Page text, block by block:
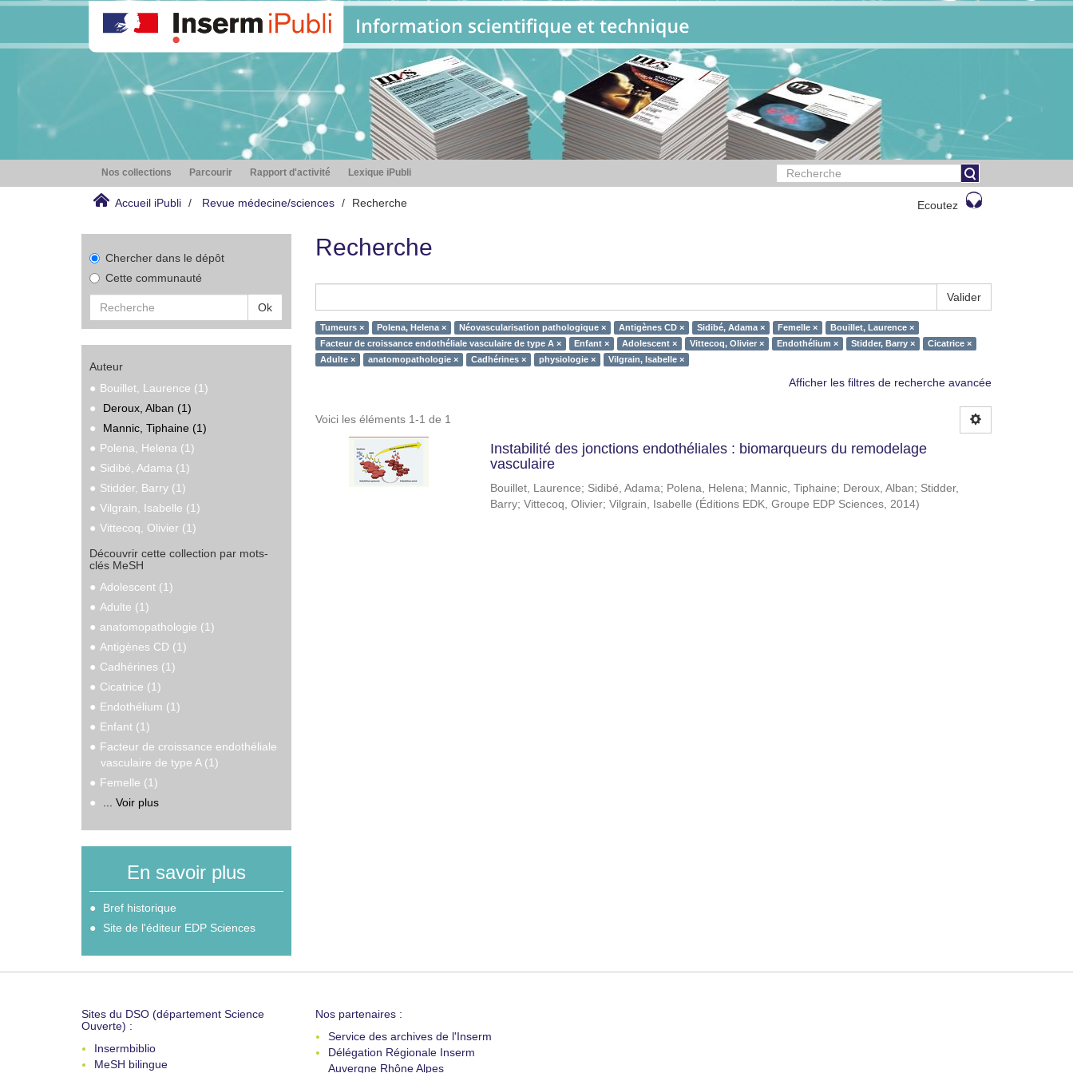
Nos collections Parcourir Rapport d'activité Lexique iPubli
Accueil iPubli Revue médecine/sciences Recherche Ecoutez
Chercher dans le dépôt
Cette communauté
Ok
Auteur
Bouillet, Laurence (1)
Deroux, Alban (1)
Mannic, Tiphaine (1)
Polena, Helena (1)
Sidibé, Adama (1)
Stidder, Barry (1)
Vilgrain, Isabelle (1)
Vittecoq, Olivier (1)
Découvrir cette collection par mots-
clés MeSH
Adolescent (1)
Adulte (1)
anatomopathologie (1)
Antigènes CD (1)
Cadhérines (1)
Cicatrice (1)
Endothélium (1)
Enfant (1)
Facteur de croissance endothéliale
vasculaire de type A (1)
Femelle (1)
... Voir plus
En savoir plus
Bref historique
Site de l'éditeur EDP Sciences
Recherche
Valider
Tumeurs × Polena, Helena × Néovascularisation pathologique × Antigènes CD × Sidibé, Adama × Femelle ×
Bouillet, Laurence ×
Facteur de croissance endothéliale vasculaire de type A ×
Enfant × Adolescent × Vittecoq, Olivier × Endothélium × Stidder, Barry ×
Cicatrice ×
Adulte ×
anatomopathologie × Cadhérines × physiologie × Vilgrain, Isabelle ×
Afficher les filtres de recherche avancée
Voici les éléments 1-1 de 1
Instabilité des jonctions endothéliales : biomarqueurs du remodelage
vasculaire
Bouillet, Laurence; Sidibé, Adama; Polena, Helena; Mannic, Tiphaine; Deroux, Alban; Stidder,
Barry; Vittecoq, Olivier; Vilgrain, Isabelle (Éditions EDK, Groupe EDP Sciences, 2014)
Sites du DSO (département Science
Ouverte) :
Insermbiblio
MeSH bilingue
Nos partenaires :
Service des archives de l'Inserm
Délégation Régionale Inserm
Auvergne Rhône Alpes